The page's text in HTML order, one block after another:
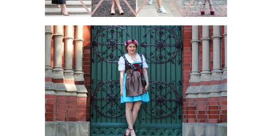
MONTHLY REVIEW:
SEPTEMBER 2016